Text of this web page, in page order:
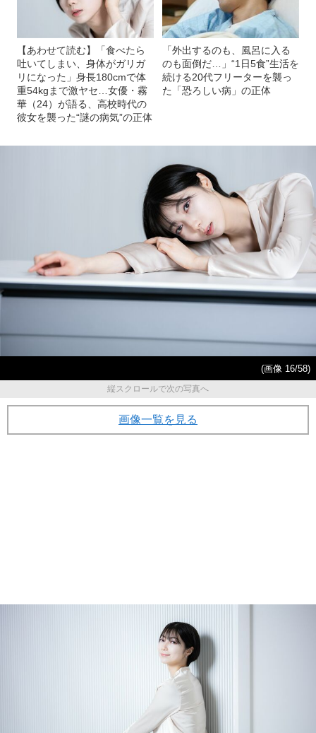
【あわせて読む】「食べたら
吐いてしまい、身体がガリガ
リになった」身長180cmで体
重54kgまで激ヤセ…女優・霧
華（24）が語る、高校時代の
彼女を襲った“謎の病気”の正体
「外出するのも、風呂に入る
のも面倒だ…」“1日5食”生活を
続ける20代フリーターを襲っ
た「恐ろしい病」の正体
(画像 16/58)
縦スクロールで次の写真へ
画像一覧を見る